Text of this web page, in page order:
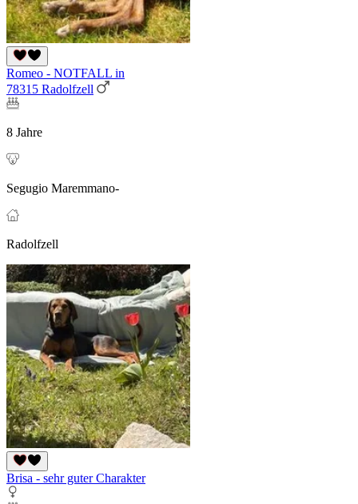
Romeo - NOTFALL in
78315 Radolfzell
8 Jahre
Segugio Maremmano-
Radolfzell
Brisa - sehr guter Charakter